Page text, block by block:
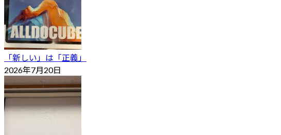
「新しい」は「正義」
2026年7月20日